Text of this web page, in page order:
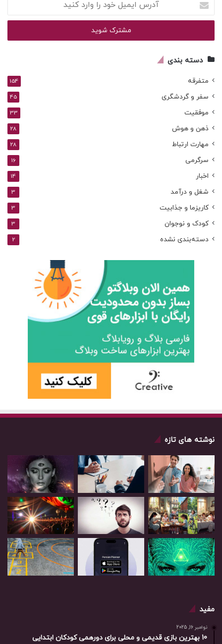
ایمیل
خود
وارد
دسته بندی
متفرقه 154
سفر و گردشگری 45
موفقیت 33
ذهن و هوش 28
مهارت ارتباط 28
سرگرمی 16
اخبار 14
شغل و درآمد 3
کاریزما و جذابیت 3
کودک و نوجوان 3
دسته‌بندی نشده 2
نوشته های تازه
مفید
نوامبر 16, 2025
10 بهترین بازی‌ قدیمی و محلی برای دورهمی کودکان ابتدایی